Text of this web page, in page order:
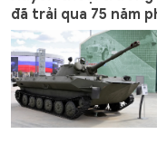
đã trải qua 75 năm